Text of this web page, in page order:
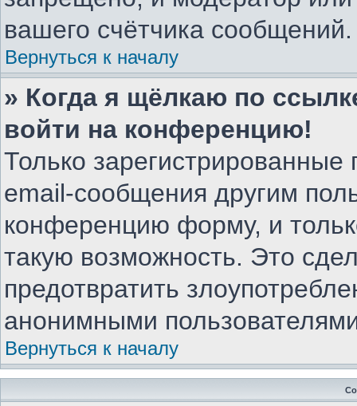
вашего счётчика сообщений.
Вернуться к началу
» Когда я щёлкаю по
войти на конференцию!
Только зарегистрированные
email-сообщения другим
конференцию форму, и
такую возможность. Это
предотвратить
анонимными
Вернуться к началу